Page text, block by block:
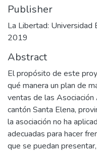
Publisher
La Libertad: Universidad
2019
Abstract
El propósito de este
qué manera un plan de
ventas de las
cantón Santa Elena,
la asociación no ha
adecuadas para hacer
que se puedan